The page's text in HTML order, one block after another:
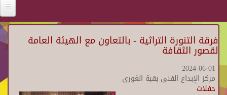
فرقة التنورة التراثية - بالتعاون مع الهيئة العامة
لقصور الثقافة
2024-06-01
مركز الإبداع الفنى بقبة الغورى
حفلات